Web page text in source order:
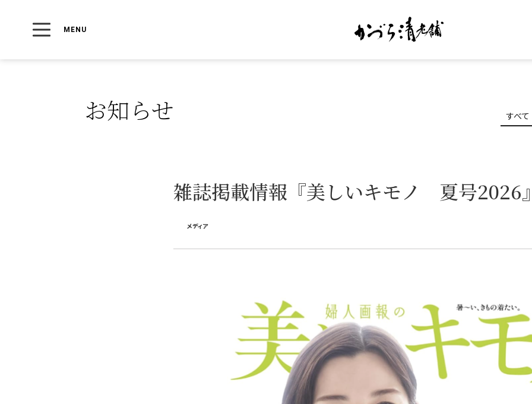
トップ
お知らせ すべて
雑誌掲載情報『美しいキモノ 夏号2026
メディア